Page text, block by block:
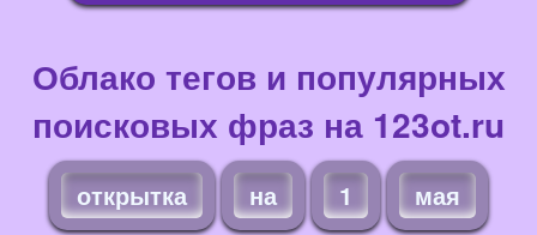
Облако тегов и популярных
поисковых фраз на 123ot.ru
открытка на 1 мая